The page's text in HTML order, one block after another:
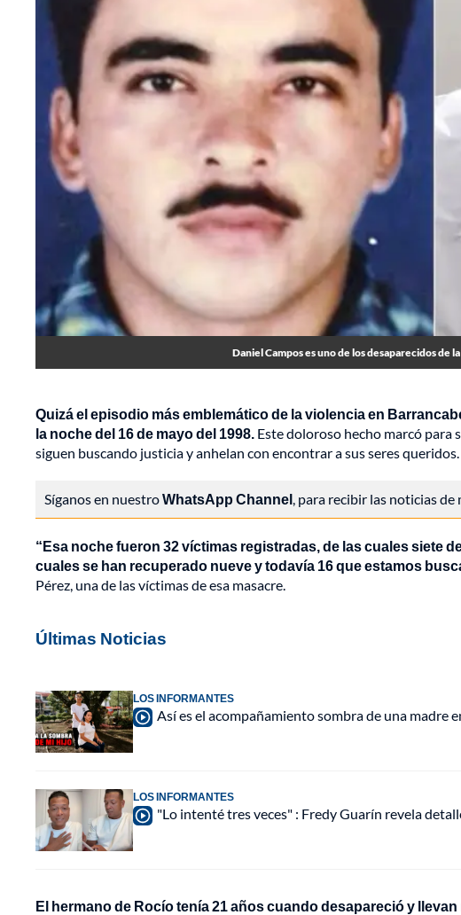
Daniel Campos es uno de los desaparecidos de
Quizá el episodio más emblemático de la violencia en
la noche del 16 de mayo del 1998. Este doloroso hecho marcó para
siguen buscando justicia y anhelan con encontrar a sus seres queridos.
Síganos en nuestroWhatsApp Channel , para recibir las noticias
“Esa noche fueron 32 víctimas registradas, de las cuales siete
cuales se han recuperado nueve y todavía 16 que estamos
Pérez, una de las víctimas de esa masacre.
Últimas Noticias
LOS INFORMANTES
Así es el acompañamiento sombra de una madre
LOS INFORMANTES
"Lo intenté tres veces" : Fredy Guarín revela
El hermano de Rocío tenía 21 años cuando desapareció y